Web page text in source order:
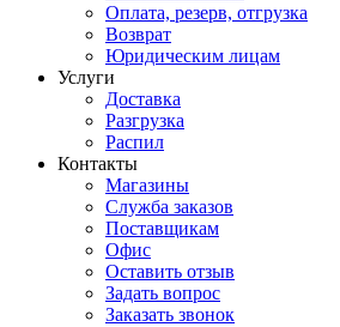
Оплата, резерв, отгрузка
Возврат
Юридическим лицам
Услуги
Доставка
Разгрузка
Распил
Контакты
Магазины
Служба заказов
Поставщикам
Офис
Оставить отзыв
Задать вопрос
Заказать звонок